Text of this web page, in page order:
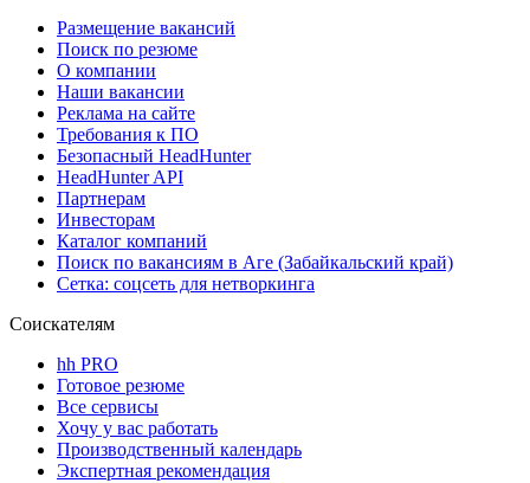
Размещение вакансий
Поиск по резюме
О компании
Наши вакансии
Реклама на сайте
Требования к ПО
Безопасный HeadHunter
HeadHunter API
Партнерам
Инвесторам
Каталог компаний
Поиск по вакансиям в Аге (Забайкальский край)
Сетка: соцсеть для нетворкинга
Соискателям
hh PRO
Готовое резюме
Все сервисы
Хочу у вас работать
Производственный календарь
Экспертная рекомендация